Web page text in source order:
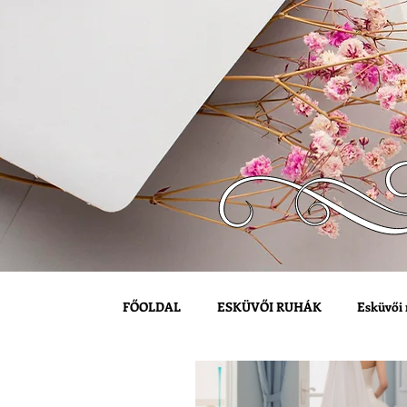
FŐOLDAL ESKÜVŐI RUHÁK Esküvői